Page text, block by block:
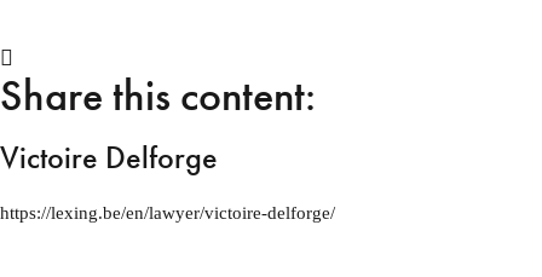
Share this content:
Victoire Delforge
https://lexing.be/en/lawyer/victoire-delforge/